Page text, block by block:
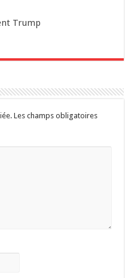
Trump
Les champs obligatoires